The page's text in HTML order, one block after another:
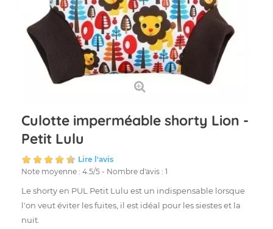
Culotte imperméable shorty Lion -
Petit Lulu
Lire l'avis
Note moyenne : 4.5/5 - Nombre d'avis : 1
Le shorty en PUL Petit Lulu est un indispensable lorsque
l'on veut éviter les fuites, il est idéal pour les siestes et la
nuit.